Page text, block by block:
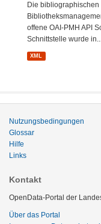
Die
offene OAI-PMH API
Schnittstelle wurde
XML
Nutzungsbedingungen
Glossar
Hilfe
Links
Kontakt
OpenData-Portal der
Über das Portal